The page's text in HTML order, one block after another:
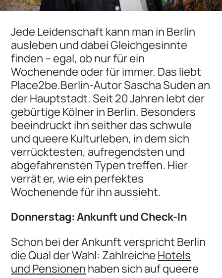
Jede Leidenschaft kann man in Berlin
ausleben und dabei Gleichgesinnte
finden – egal, ob nur für ein
Wochenende oder für immer. Das liebt
Place2be.Berlin-Autor Sascha Suden an
der Hauptstadt. Seit 20 Jahren lebt der
gebürtige Kölner in Berlin. Besonders
beeindruckt ihn seither das schwule
und queere Kulturleben, in dem sich
verrücktesten, aufregendsten und
abgefahrensten Typen treffen. Hier
verrät er, wie ein perfektes
Wochenende für ihn aussieht.
Donnerstag: Ankunft und Check-In
Schon bei der Ankunft verspricht Berlin
die Qual der Wahl: ZahlreicheHotels
und Pensionenhaben sich auf queere